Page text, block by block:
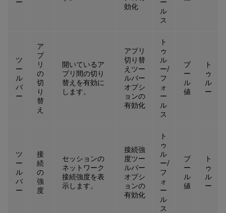
ー
効化
ー
ル
ス
ツ
ー
ル
バ
ー
ア
プ
リ
の
切
り
替
え
開いているア
プリ間の切り
替えを有効に
します。
アプリ
切り替
えツー
ルバー
オプシ
ョンの
有効化
ト
ゥ
ル
ー/
フ
ォ
ー
ル
ス
ブ
ー
ル
値
ト
ゥ
ル
ー
ツ
ー
ル
バ
ー
接
続
の
強
度
セッションの
ネットワーク
接続強度を表
示します。
接続強
度ツー
ルバー
オプシ
ョンの
有効化
ト
ゥ
ル
ー/
フ
ォ
ー
ル
ス
ブ
ー
ル
値
ト
ゥ
ル
ー